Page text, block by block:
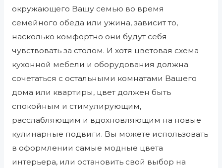
окружающего Вашу семью во время
семейного обеда или ужина, зависит то,
насколько комфортно они будут себя
чувствовать за столом. И хотя цветовая схема
кухонной мебели и оборудования должна
сочетаться с остальными комнатами Вашего
дома или квартиры, цвет должен быть
спокойным и стимулирующим,
расслабляющим и вдохновляющим на новые
кулинарные подвиги. Вы можете использовать
в оформлении самые модные цвета
интерьера, или остановить свой выбор на